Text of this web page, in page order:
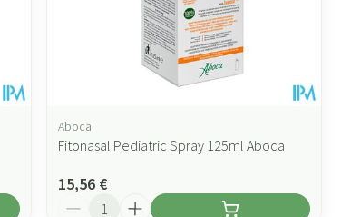
Aboca
Fitonasal Pediatric Spray 125ml Aboca
15,56 €
Quantité